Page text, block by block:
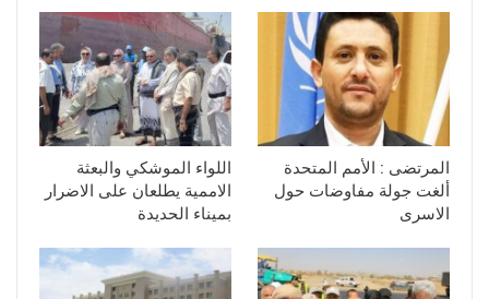
المرتضى : الأمم المتحدة
ألغت جولة مفاوضات حول
الاسرى
اللواء الموشكي والبعثة
الاممية يطلعان على الاضرار
بميناء الحديدة